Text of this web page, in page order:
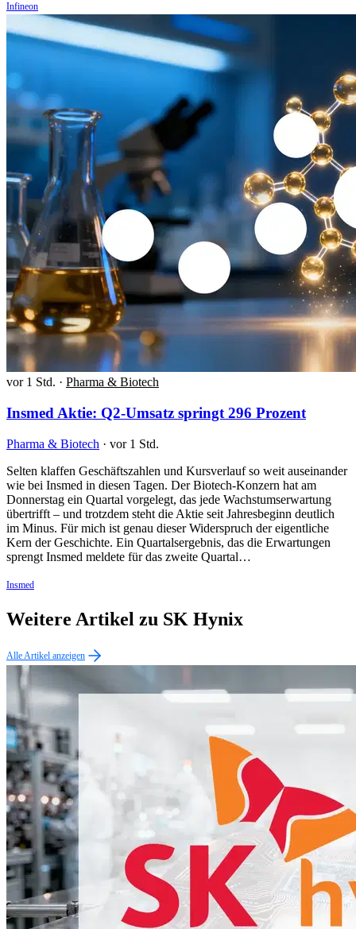
Infineon
vor 1 Std. · Pharma & Biotech
Insmed Aktie: Q2-Umsatz springt 296 Prozent
Pharma & Biotech · vor 1 Std.
Selten klaffen Geschäftszahlen und Kursverlauf so weit auseinander
wie bei Insmed in diesen Tagen. Der Biotech-Konzern hat am
Donnerstag ein Quartal vorgelegt, das jede Wachstumserwartung
übertrifft – und trotzdem steht die Aktie seit Jahresbeginn deutlich
im Minus. Für mich ist genau dieser Widerspruch der eigentliche
Kern der Geschichte. Ein Quartalsergebnis, das die Erwartungen
sprengt Insmed meldete für das zweite Quartal…
Insmed
Weitere Artikel zu SK Hynix
Alle Artikel anzeigen